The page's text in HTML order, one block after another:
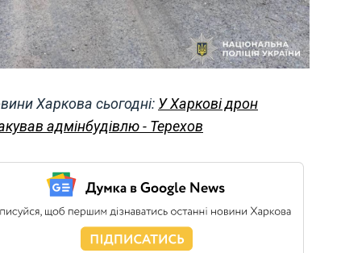
Харкова сьогодні: У Харкові дрон
адмінбудівлю - Терехов